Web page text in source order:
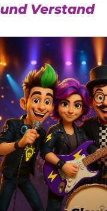
und Verstand